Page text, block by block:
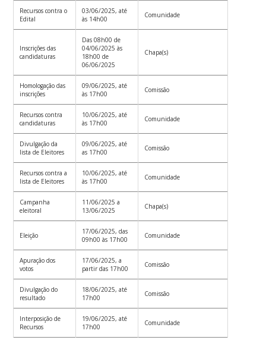
Recursos contra o
Edital
03/06/2025, até
às 14h00
Comunidade
Inscrições das
candidaturas
Das 08h00 de
04/06/2025 às
18h00 de
06/06/2025
Chapa(s)
Homologação das
inscrições
09/06/2025, até
às 17h00
Comissão
Recursos contra
candidaturas
10/06/2025, até
às 17h00
Comunidade
Divulgação da
lista de Eleitores
09/06/2025, até
as 17h00
Comissão
Recursos contra a
lista de Eleitores
10/06/2025, até
às 17h00
Comunidade
Campanha
eleitoral
11/06/2025 a
13/06/2025
Chapa(s)
Eleição
17/06/2025, das
09h00 às 17h00
Comunidade
Apuração dos
votos
17/06/2025, a
partir das 17h00
Comissão
Divulgação do
resultado
18/06/2025, até
17h00
Comissão
Interposição de
Recursos
19/06/2025, até
17h00
Comunidade